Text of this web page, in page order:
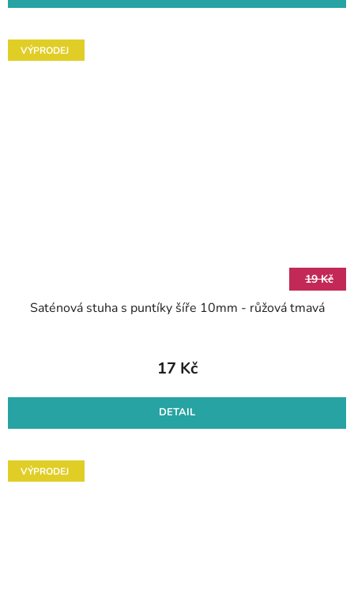
VÝPRODEJ
19 Kč
Saténová stuha s puntíky šíře 10mm - růžová tmavá
17 Kč
DETAIL
VÝPRODEJ